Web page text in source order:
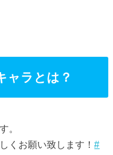
ャラとは？
。
くお願い致します！#